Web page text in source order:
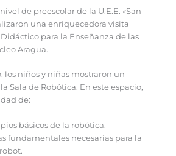
de preescolar de la U.E.E. «San
una enriquecedora visita
para la Enseñanza de las
Aragua.
los niños y niñas mostraron un
Sala de Robótica. En este espacio,
de:
básicos de la robótica.
fundamentales necesarias para la